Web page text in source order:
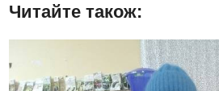
Читайте також: